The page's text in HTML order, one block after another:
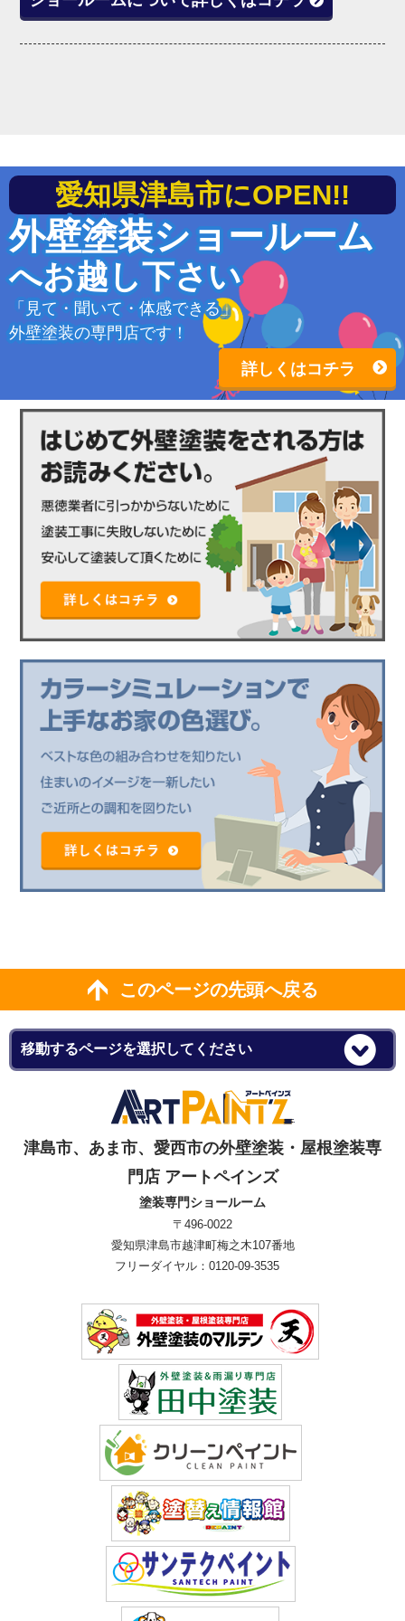
愛知県津島市にOPEN!!
外壁塗装ショールーム
へお越し下さい
「見て・聞いて・体感できる」
外壁塗装の専門店です！
詳しくはコチラ
このページの先頭へ戻る
津島市、あま市、愛西市の外壁塗装・屋根塗装専
門店 アートペインズ
塗装専門ショールーム
〒496-0022
愛知県津島市越津町梅之木107番地
フリーダイヤル：0120-09-3535